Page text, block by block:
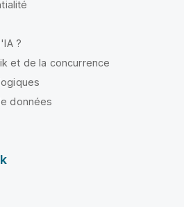
?
et de la concurrence
données